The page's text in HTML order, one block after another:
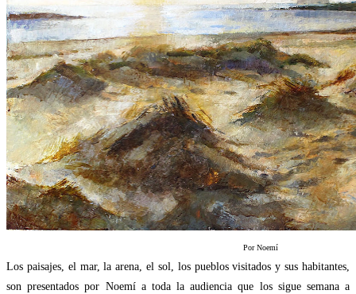
Por Noemí
Los paisajes, el mar, la arena, el sol, los pueblos visitados y sus habitantes,
son presentados por Noemí a toda la audiencia que los sigue semana a